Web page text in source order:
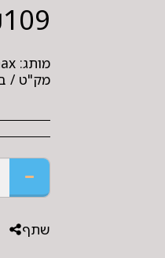
109
מותג:
מק"ט /
שתף